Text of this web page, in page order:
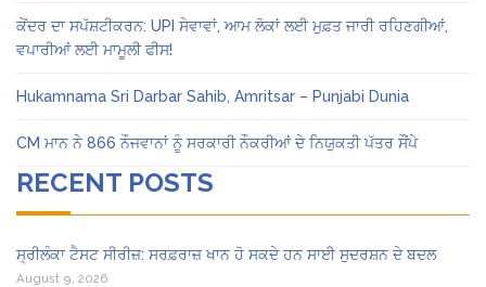
ਕੇਂਦਰ ਦਾ ਸਪੱਸ਼ਟੀਕਰਨ: UPI ਸੇਵਾਵਾਂ, ਆਮ ਲੋਕਾਂ ਲਈ ਮੁਫ਼ਤ ਜਾਰੀ ਰਹਿਣਗੀਆਂ,
ਵਪਾਰੀਆਂ ਲਈ ਮਾਮੂਲੀ ਫੀਸ!
Hukamnama Sri Darbar Sahib, Amritsar – Punjabi Dunia
CM ਮਾਨ ਨੇ 866 ਨੌਜਵਾਨਾਂ ਨੂੰ ਸਰਕਾਰੀ ਨੌਕਰੀਆਂ ਦੇ ਨਿਯੁਕਤੀ ਪੱਤਰ ਸੌਂਪੇ
RECENT POSTS
ਸ੍ਰੀਲੰਕਾ ਟੈਸਟ ਸੀਰੀਜ਼: ਸਰਫ਼ਰਾਜ਼ ਖਾਨ ਹੋ ਸਕਦੇ ਹਨ ਸਾਈ ਸੁਦਰਸ਼ਨ ਦੇ ਬਦਲ
August 9, 2026